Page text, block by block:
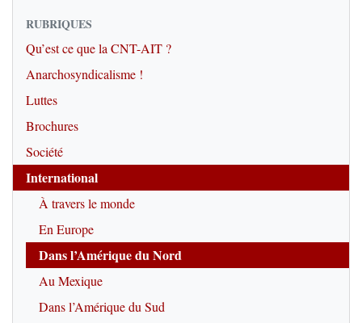
RUBRIQUES
Qu’est ce que la CNT-AIT ?
Anarchosyndicalisme !
Luttes
Brochures
Société
International
À travers le monde
En Europe
Dans l’Amérique du Nord
Au Mexique
Dans l’Amérique du Sud